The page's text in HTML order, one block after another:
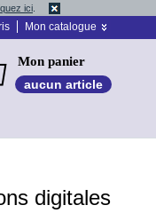
ici
Mon catalogue
Mon panier
aucun article
digitales